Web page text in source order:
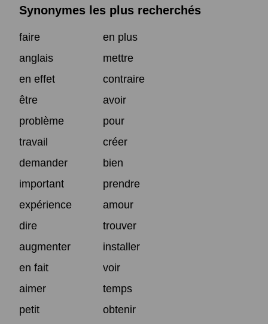
Synonymes les plus recherchés
faire
en plus
anglais
mettre
en effet
contraire
être
avoir
problème
pour
travail
créer
demander
bien
important
prendre
expérience
amour
dire
trouver
augmenter
installer
en fait
voir
aimer
temps
petit
obtenir